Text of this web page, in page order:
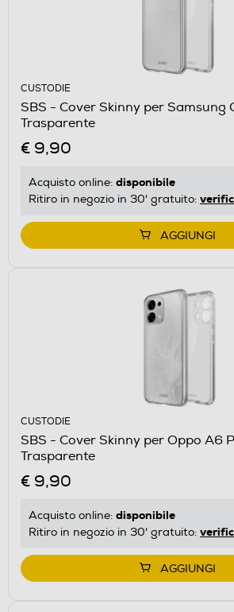
CUSTODIE
SBS - Cover Skinny per Samsung
Trasparente
€ 9,90
Acquisto online: disponibile
Ritiro in negozio in 30' gratuito:
AGGIUNGI
CUSTODIE
SBS - Cover Skinny per Oppo A6
Trasparente
€ 9,90
Acquisto online: disponibile
Ritiro in negozio in 30' gratuito:
AGGIUNGI